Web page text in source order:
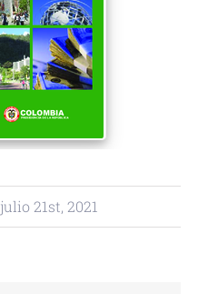
julio 21st, 2021